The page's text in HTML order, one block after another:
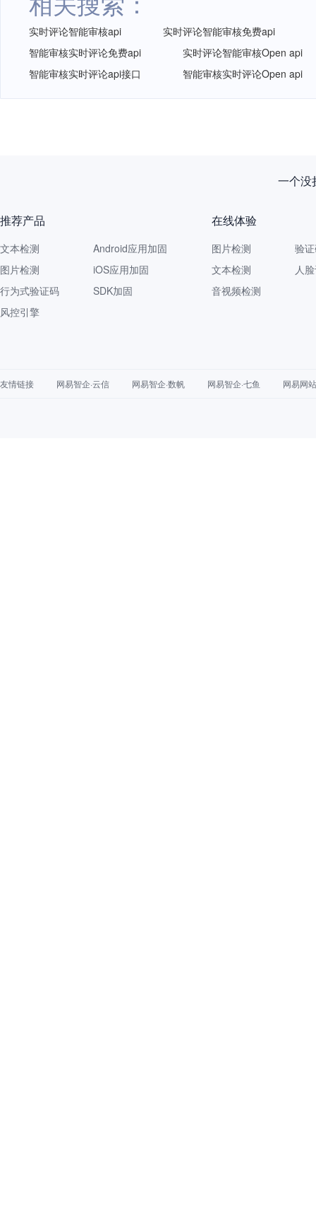
实时评论智能审核api
实时评论智能审核免费api
智能审核实时评论免费api
实时评论智能审核Open api
智能审核实时评论api接口
智能审核实时评论Open api
一个没
推荐产品
文本检测
图片检测
行为式验证码
风控引擎
Android应用加固
iOS应用加固
SDK加固
在线体验
图片检测
文本检测
音视频检测
验
人
友情链接 网易智企·云信 网易智企·数帆 网易智企·七鱼 网易网